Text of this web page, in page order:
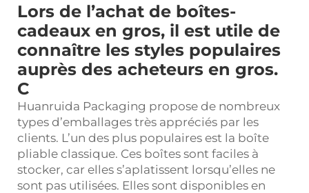
Lors de l’achat de boîtes-
cadeaux en gros, il est utile de
connaître les styles populaires
auprès des acheteurs en gros.
C
Huanruida Packaging propose de nombreux
types d’emballages très appréciés par les
clients. L’un des plus populaires est la boîte
pliable classique. Ces boîtes sont faciles à
stocker, car elles s’aplatissent lorsqu’elles ne
sont pas utilisées. Elles sont disponibles en